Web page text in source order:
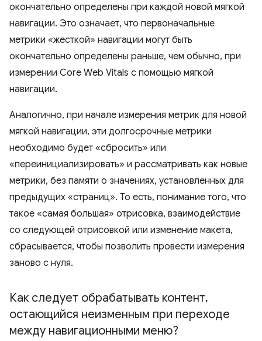
окончательно определены при каждой новой мягкой
навигации. Это означает, что первоначальные
метрики «жесткой» навигации могут быть
окончательно определены раньше, чем обычно, при
измерении Core Web Vitals с помощью мягкой
навигации.
Аналогично, при начале измерения метрик для новой
мягкой навигации, эти долгосрочные метрики
необходимо будет «сбросить» или
«переинициализировать» и рассматривать как новые
метрики, без памяти о значениях, установленных для
предыдущих «страниц». То есть, понимание того, что
такое «самая большая» отрисовка, взаимодействие
со следующей отрисовкой или изменение макета,
сбрасывается, чтобы позволить провести измерения
заново с нуля.
Как следует обрабатывать контент,
остающийся неизменным при переходе
между навигационными меню?